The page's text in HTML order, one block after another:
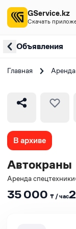
Объявления
Главная Аренда
В архиве
Автокраны
Аренда спецтехники
35 000 ₸ / час
GService.kz
Скачать